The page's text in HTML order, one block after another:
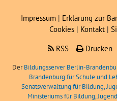
Impressum | Erklärung zur
Cookies| Kontakt |
RSS
Drucken
DerBildungsserver Berlin-
Brandenburg für Schule und
Senatsverwaltung für Bildung,
Ministeriums für Bildung,